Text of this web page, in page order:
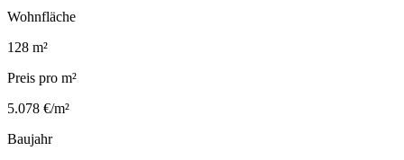
Wohnfläche
128 m²
Preis pro m²
5.078 €/m²
Baujahr